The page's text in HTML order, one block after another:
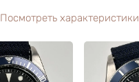
Посмотреть характеристики